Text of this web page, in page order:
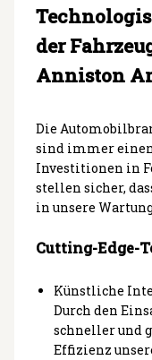
der
Anniston
Die
sind immer
Investitionen in
stellen sicher,
in unsere
Cutting-Edge-
Künstliche
Durch den
schneller und
Effizienz